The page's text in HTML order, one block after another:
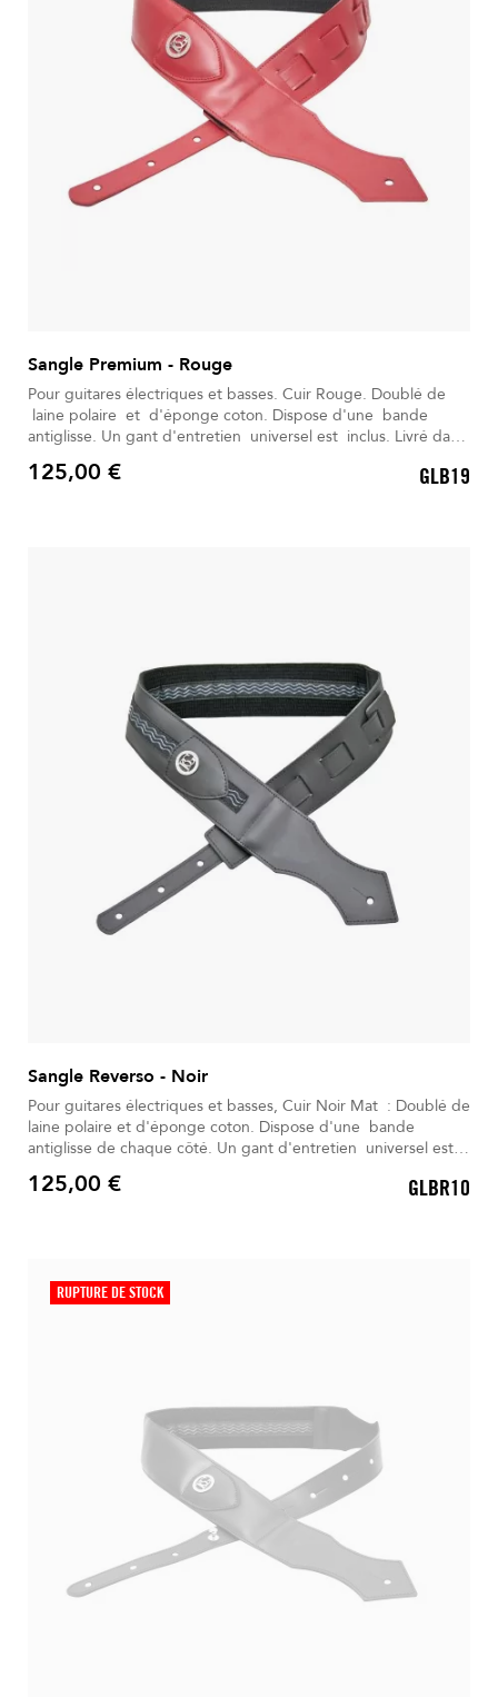
Sangle Premium - Rouge
Pour guitares électriques et basses. Cuir Rouge. Doublé de
laine polaire et d'éponge coton. Dispose d'une bande
antiglisse. Un gant d'entretien universel est inclus. Livré dans
Prix
125,00 € GLB19
Sangle Reverso - Noir
Pour guitares électriques et basses, Cuir Noir Mat : Doublé de
laine polaire et d'éponge coton. Dispose d'une bande
antiglisse de chaque côté. Un gant d'entretien universel est
Prix
125,00 € GLBR10
RUPTURE DE STOCK